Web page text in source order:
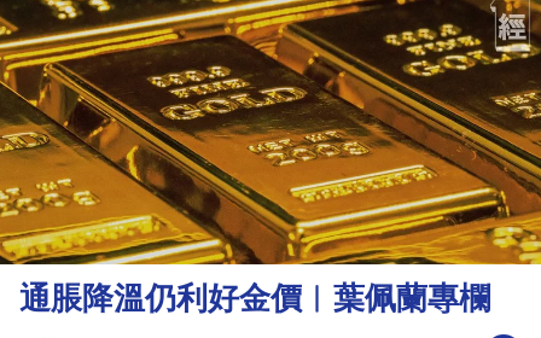
專
題
投
資
樓
市
理
財
通脹降溫仍利好金價︳葉佩蘭專欄